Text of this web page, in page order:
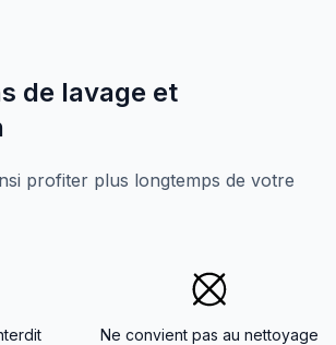
de lavage et
profiter plus longtemps de votre
Ne convient pas au nettoyage